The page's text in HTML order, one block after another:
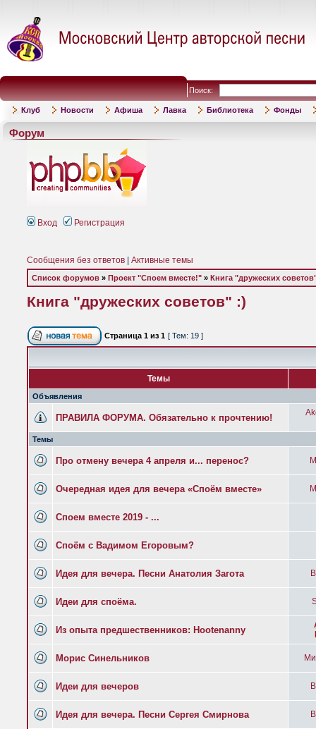
Поиск:
Клуб Новости Афиша Лавка Библиотека Фонды
Форум
Вход Регистрация
Сообщения без ответов Активные темы
Список форумов » Проект "Споем вместе!" » Книга "дружеских
Книга "дружеских советов" :)
Страница 1 из 1 [ Тем: 19 ]
Темы
Объявления
ПРАВИЛА ФОРУМА. Обязательно к прочтению!
Темы
Про отмену вечера 4 апреля и... перенос?
Очередная идея для вечера «Споём вместе»
Споем вместе 2019 - ...
Споём с Вадимом Егоровым?
Идея для вечера. Песни Анатолия Загота
Идеи для споёма.
Из опыта предшественников: Hootenanny
Морис Синельников
Идеи для вечеров
Идея для вечера. Песни Сергея Смирнова